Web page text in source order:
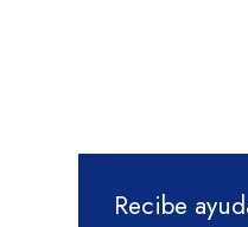
Recibe